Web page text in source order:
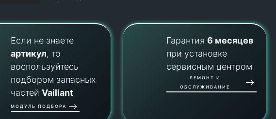
Если не знаете
артикул, то
воспользуйтесь
подбором запасных
частейVaillant
МОДУЛЬ ПОДБОРА
Гарантия6 месяцев
при установке
сервисным центром
РЕМОНТ И
ОБСЛУЖИВАНИЕ